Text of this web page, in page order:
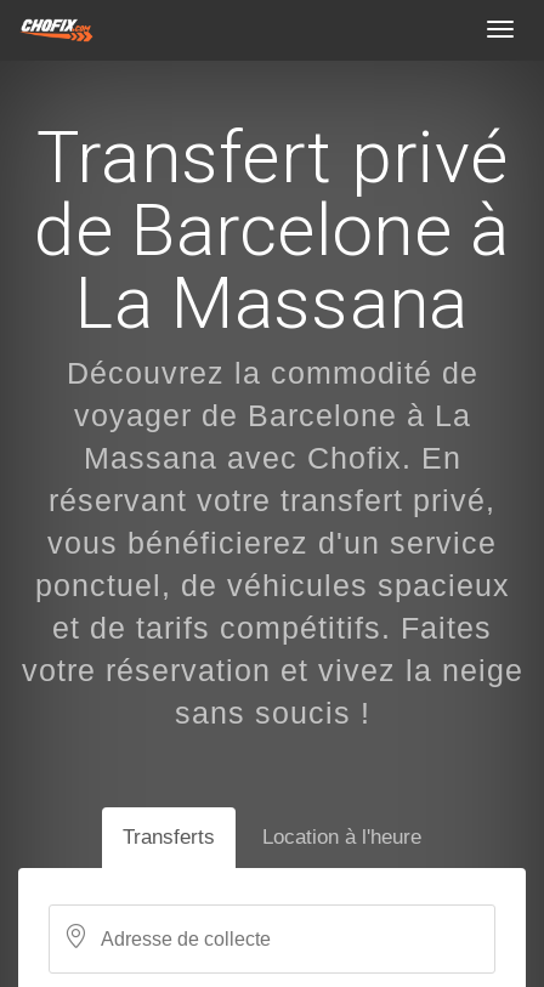
Transfert privé
de Barcelone à
La Massana
Découvrez la commodité de
voyager de Barcelone à La
Massana avec Chofix. En
réservant votre transfert privé,
vous bénéficierez d'un service
ponctuel, de véhicules spacieux
et de tarifs compétitifs. Faites
votre réservation et vivez la neige
sans soucis !
Transferts Location à l'heure